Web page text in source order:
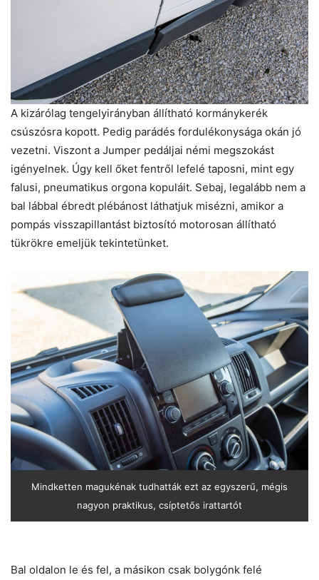
A kizárólag tengelyirányban állítható kormánykerék
csúszósra kopott. Pedig parádés fordulékonysága okán jó
vezetni. Viszont a Jumper pedáljai némi megszokást
igényelnek. Úgy kell őket fentről lefelé taposni, mint egy
falusi, pneumatikus orgona kopuláit. Sebaj, legalább nem a
bal lábbal ébredt plébánost láthatjuk misézni, amikor a
pompás visszapillantást biztosító motorosan állítható
tükrökre emeljük tekintetünket.
Mindketten magukénak tudhatták ezt az egyszerű, mégis
nagyon praktikus, csíptetős irattartót
Bal oldalon le és fel, a másikon csak bolygónk felé